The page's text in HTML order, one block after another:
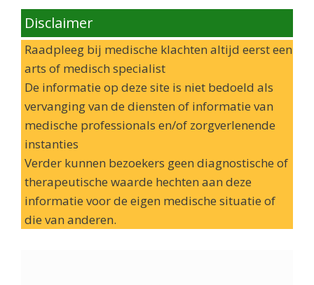
Disclaimer
Raadpleeg bij medische klachten altijd eerst een
arts of medisch specialist
De informatie op deze site is niet bedoeld als
vervanging van de diensten of informatie van
medische professionals en/of zorgverlenende
instanties
Verder kunnen bezoekers geen diagnostische of
therapeutische waarde hechten aan deze
informatie voor de eigen medische situatie of
die van anderen.